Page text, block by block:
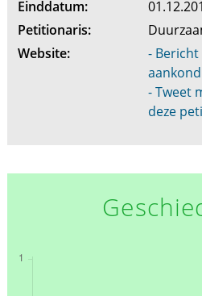
Einddatum:
Petitionaris:
Website:
-
- Tweet
deze